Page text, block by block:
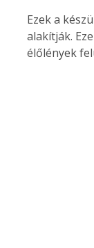
Ezek a
alakítják.
élőlények